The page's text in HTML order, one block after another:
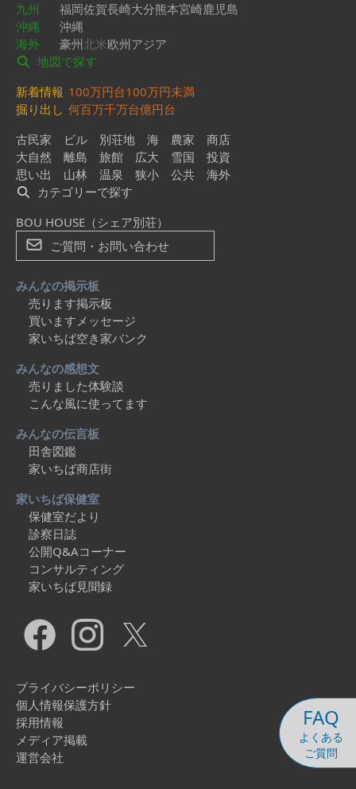
FAQ
よくある
ご質問
九州
福岡佐賀長崎大分熊本宮崎鹿児島
沖縄
沖縄
海外
豪州北米欧州アジア
地図で探す
新着情報 100万円台100万円未満
掘り出し 何百万千万台億円台
古民家
ビル 別荘地 海 農家
商店
大自然
離島 旅館 広大 雪国
投資
思い出
山林 温泉 狭小 公共
海外
カテゴリーで探す
BOU HOUSE（シェア別荘）
ご質問・お問い合わせ
みんなの掲示板
売ります掲示板
買いますメッセージ
家いちば空き家バンク
みんなの感想文
売りました体験談
こんな風に使ってます
みんなの伝言板
田舎図鑑
家いちば商店街
家いちば保健室
保健室だより
診察日誌
公開Q&Aコーナー
コンサルティング
家いちば見聞録
プライバシーポリシー
個人情報保護方針
採用情報
メディア掲載
運営会社